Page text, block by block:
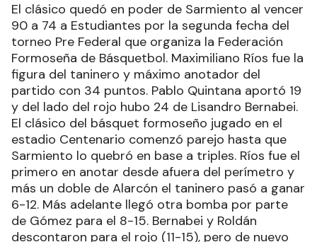
El clásico quedó en poder de Sarmiento al vencer
90 a 74 a Estudiantes por la segunda fecha del
torneo Pre Federal que organiza la Federación
Formoseña de Básquetbol. Maximiliano Ríos fue la
figura del taninero y máximo anotador del
partido con 34 puntos. Pablo Quintana aportó 19
y del lado del rojo hubo 24 de Lisandro Bernabei.
El clásico del básquet formoseño jugado en el
estadio Centenario comenzó parejo hasta que
Sarmiento lo quebró en base a triples. Ríos fue el
primero en anotar desde afuera del perímetro y
más un doble de Alarcón el taninero pasó a ganar
6-12. Más adelante llegó otra bomba por parte
de Gómez para el 8-15. Bernabei y Roldán
descontaron para el rojo (11-15), pero de nuevo